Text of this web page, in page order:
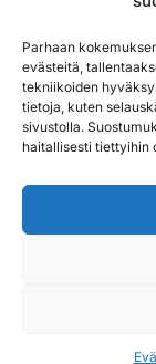
Parhaan
evästeitä,
tekniikoiden
tietoja, kuten
sivustolla.
haitallisesti tiettyihin
Yhteystiedot
SEURAA